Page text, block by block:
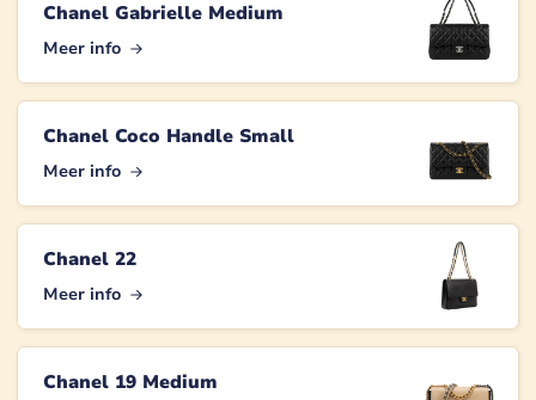
Chanel Gabrielle Medium
Meer info
Chanel Coco Handle Small
Meer info
Chanel 22
Meer info
Chanel 19 Medium